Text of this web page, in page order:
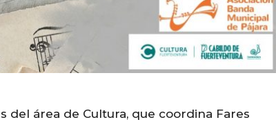
del área de Cultura, que coordina Fares